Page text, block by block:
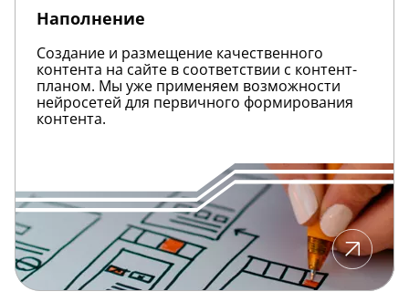
Наполнение
Создание и размещение качественного
контента на сайте в соответствии с контент-
планом. Мы уже применяем возможности
нейросетей для первичного формирования
контента.